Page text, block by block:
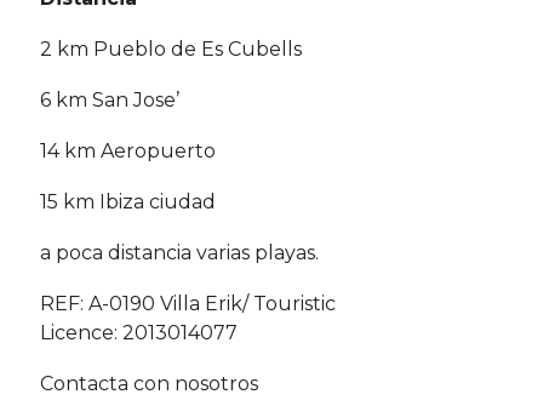
2 km Pueblo de Es Cubells
6 km San Jose’
14 km Aeropuerto
15 km Ibiza ciudad
a poca distancia varias playas.
REF: A-0190 Villa Erik/ Touristic
Licence: 2013014077
Contacta con nosotros